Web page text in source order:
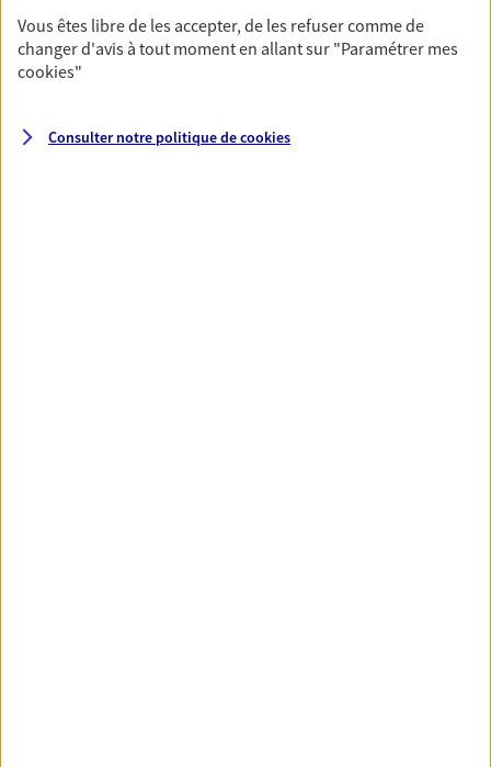
Découvrir l'offre Retraite
Pour un avenir serein, assurez-vous avec notre
contrat prévoyance. Préservez vos proches en cas
Vous êtes libre de les accepter, de les refuser comme de
changer d'avis à tout moment en allant sur "Paramétrer mes
cookies"
Consulter notre politique decookies